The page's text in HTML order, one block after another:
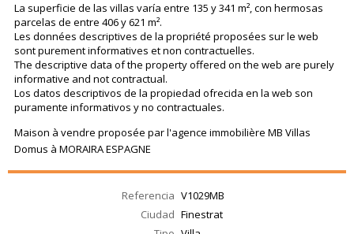
La superficie de las villas varía entre 135 y 341 m², con hermosas
parcelas de entre 406 y 621 m².
Les données descriptives de la propriété proposées sur le web
sont purement informatives et non contractuelles.
The descriptive data of the property offered on the web are purely
informative and not contractual.
Los datos descriptivos de la propiedad ofrecida en la web son
puramente informativos y no contractuales.
Maison à vendre proposée par l'agence immobilière MB Villas
Domus à MORAIRA ESPAGNE
Referencia V1029MB
Ciudad Finestrat